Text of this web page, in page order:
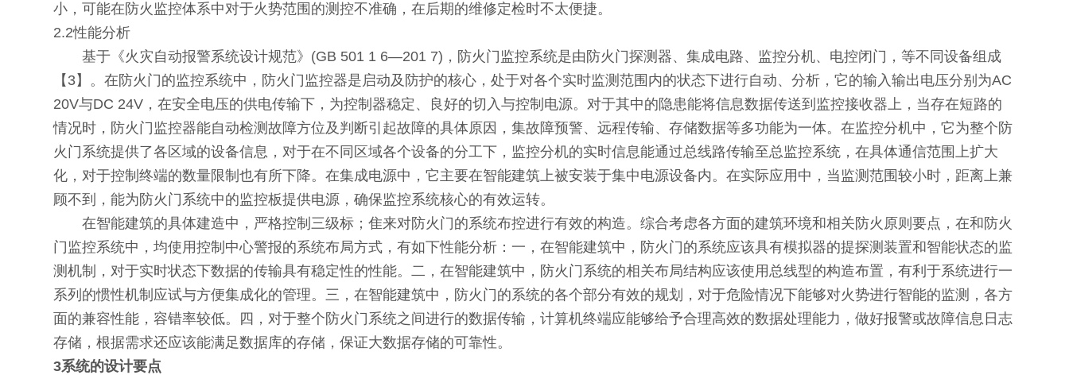
小，可能在防火监控体系中对于火势范围的测控不准确，在后期的维修定检时不太便捷。
2.2性能分析
基于《火灾自动报警系统设计规范》(GB 501 1 6—201 7)，防火门监控系统是由防火门探测器、集成电路、监控分机、电控闭门，等不同设备组成
【3】。在防火门的监控系统中，防火门监控器是启动及防护的核心，处于对各个实时监测范围内的状态下进行自动、分析，它的输入输出电压分别为AC
20V与DC 24V，在安全电压的供电传输下，为控制器稳定、良好的切入与控制电源。对于其中的隐患能将信息数据传送到监控接收器上，当存在短路的
情况时，防火门监控器能自动检测故障方位及判断引起故障的具体原因，集故障预警、远程传输、存储数据等多功能为一体。在监控分机中，它为整个防
火门系统提供了各区域的设备信息，对于在不同区域各个设备的分工下，监控分机的实时信息能通过总线路传输至总监控系统，在具体通信范围上扩大
化，对于控制终端的数量限制也有所下降。在集成电源中，它主要在智能建筑上被安装于集中电源设备内。在实际应用中，当监测范围较小时，距离上兼
顾不到，能为防火门系统中的监控板提供电源，确保监控系统核心的有效运转。
在智能建筑的具体建造中，严格控制三级标；隹来对防火门的系统布控进行有效的构造。综合考虑各方面的建筑环境和相关防火原则要点，在和防火
门监控系统中，均使用控制中心警报的系统布局方式，有如下性能分析：一，在智能建筑中，防火门的系统应该具有模拟器的提探测装置和智能状态的监
测机制，对于实时状态下数据的传输具有稳定性的性能。二，在智能建筑中，防火门系统的相关布局结构应该使用总线型的构造布置，有利于系统进行一
系列的惯性机制应试与方便集成化的管理。三，在智能建筑中，防火门的系统的各个部分有效的规划，对于危险情况下能够对火势进行智能的监测，各方
面的兼容性能，容错率较低。四，对于整个防火门系统之间进行的数据传输，计算机终端应能够给予合理高效的数据处理能力，做好报警或故障信息日志
存储，根据需求还应该能满足数据库的存储，保证大数据存储的可靠性。
3系统的设计要点